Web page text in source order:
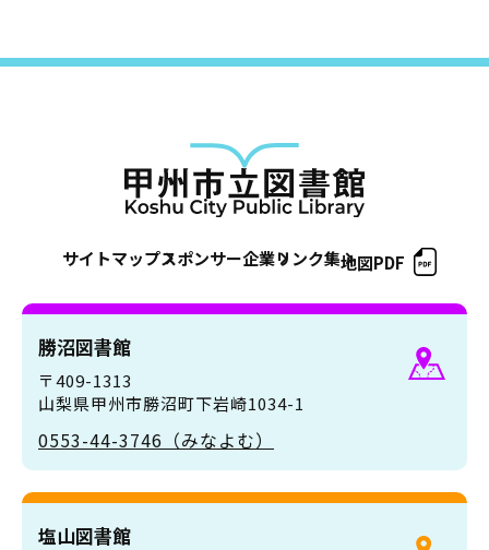
サイトマップスポンサー企業リンク集地図PDF
勝沼図書館
〒409-1313
山梨県甲州市勝沼町下岩崎1034-1
0553-44-3746（みなよむ）
塩山図書館